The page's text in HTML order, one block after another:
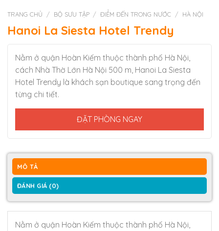
TRANG CHỦ / BỘ SƯU TẬP / ĐIỂM ĐẾN TRONG NƯỚC / HÀ NỘI
Hanoi La Siesta Hotel Trendy
Nằm ở quận Hoàn Kiếm thuộc thành phố Hà Nội,
cách Nhà Thờ Lớn Hà Nội 500 m, Hanoi La Siesta
Hotel Trendy là khách sạn boutique sang trọng đến
từng chi tiết.
ĐẶT PHÒNG NGAY
MÔ TẢ
ĐÁNH GIÁ (0)
Nằm ở quận Hoàn Kiếm thuộc thành phố Hà Nội,